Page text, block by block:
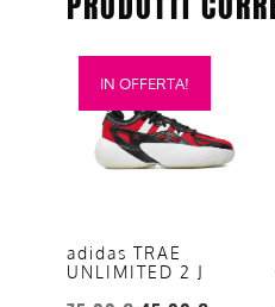
IN OFFERTA!
adidas TRAE
UNLIMITED 2 J
Questo
prodotto
opzioni
possono